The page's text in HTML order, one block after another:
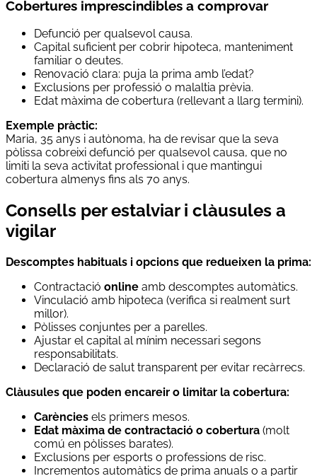
Cobertures imprescindibles a comprovar
Defunció per qualsevol causa.
Capital suficient per cobrir hipoteca, manteniment
familiar o deutes.
Renovació clara: puja la prima amb l’edat?
Exclusions per professió o malaltia prèvia.
Edat màxima de cobertura (rellevant a llarg termini).
Exemple pràctic:
Maria, 35 anys i autònoma, ha de revisar que la seva
pòlissa cobreixi defunció per qualsevol causa, que no
limiti la seva activitat professional i que mantingui
cobertura almenys fins als 70 anys.
Consells per estalviar i clàusules a
vigilar
Descomptes habituals i opcions que redueixen la prima:
Contractació online amb descomptes automàtics.
Vinculació amb hipoteca (verifica si realment surt
millor).
Pòlisses conjuntes per a parelles.
Ajustar el capital al mínim necessari segons
responsabilitats.
Declaració de salut transparent per evitar recàrrecs.
Clàusules que poden encareir o limitar la cobertura:
Carències els primers mesos.
Edat màxima de contractació o cobertura (molt
comú en pòlisses barates).
Exclusions per esports o professions de risc.
Incrementos automàtics de prima anuals o a partir